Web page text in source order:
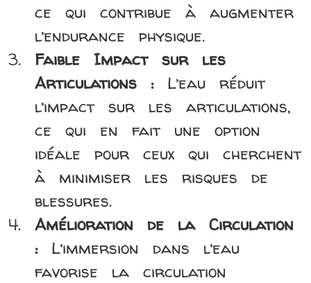
ce qui contribue à augmenter
l’endurance physique.
Faible Impact sur les
Articulations :L’eau réduit
l’impact sur les articulations,
ce qui en fait une option
idéale pour ceux qui cherchent
à minimiser les risques de
blessures.
Amélioration de la Circulation
:L’immersion dans l’eau
favorise la circulation